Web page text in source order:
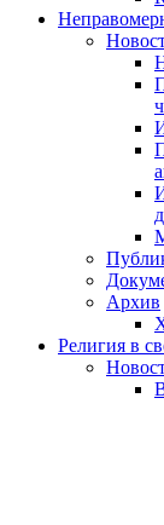
Архив
Религия в